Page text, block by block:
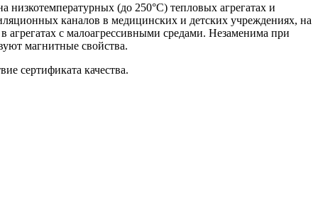
(до 250°С) тепловых агрегатах и
каналов в медицинских и детских учреждениях, на
с малоагрессивными средами. Незаменима при
магнитные свойства.
сертификата качества.